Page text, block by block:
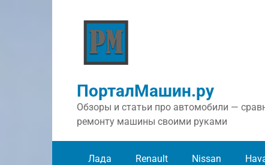
ПорталМашин.ру
Обзоры и статьи про автомобили —
ремонту машины своими руками
Лада Renault Nissan